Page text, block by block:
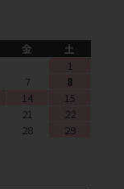
金
土
1
7
8
14
15
21
22
28
29